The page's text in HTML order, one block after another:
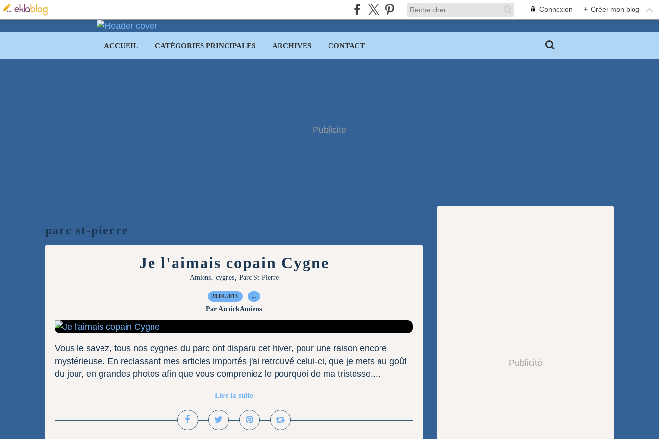
Connexion + Créer mon blog
ACCUEIL CATÉGORIES PRINCIPALES ARCHIVES CONTACT
Publicité
parc st-pierre
Je l'aimais copain Cygne
Amiens, cygnes, Parc St-Pierre
28.04.2013 …
Par AnnickAmiens
Vous le savez, tous nos cygnes du parc ont disparu cet hiver, pour une raison encore
mystérieuse. En reclassant mes articles importés j'ai retrouvé celui-ci, que je mets au goût
du jour, en grandes photos afin que vous compreniez le pourquoi de ma tristesse....
Lire la suite
Publicité